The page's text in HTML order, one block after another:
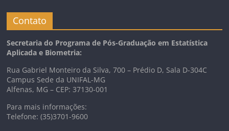
Contato
Secretaria do Programa de Pós-Graduação em Estatística
Aplicada e Biometria:
Rua Gabriel Monteiro da Silva, 700 – Prédio D, Sala D-304C
Campus Sede da UNIFAL-MG
Alfenas, MG – CEP: 37130-001
Para mais informações:
Telefone: (35)3701-9600